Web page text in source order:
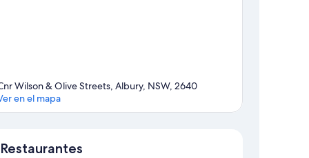
Wilson & Olive Streets, Albury, NSW, 2640
en el mapa
Restaurantes